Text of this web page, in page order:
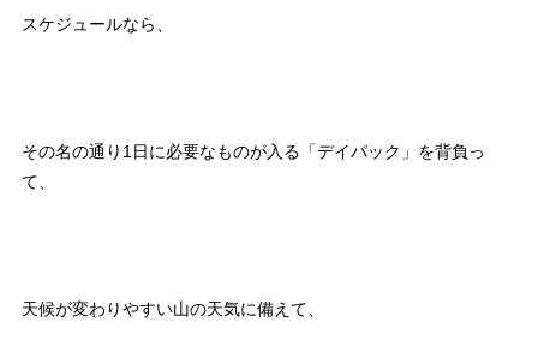
スケジュールなら、
その名の通り1日に必要なものが入る「デイパック」を背負っ
て、
天候が変わりやすい山の天気に備えて、